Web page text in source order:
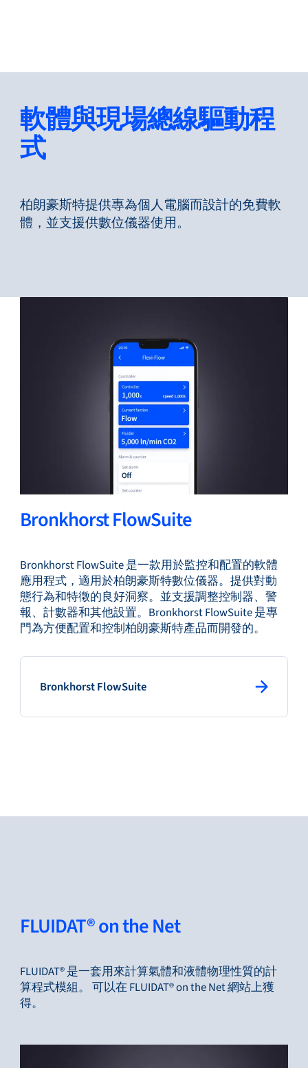
返回
產品
應用領域
服務與支援
培訓與學習
關於柏朗豪斯特
聯絡我們
更改語言
軟體與現場總線驅動程
式
柏朗豪斯特提供專為個人電腦而設計的免費軟
體，並支援供數位儀器使用。
Bronkhorst FlowSuite
Bronkhorst FlowSuite 是一款用於監控和配置的軟體
應用程式，適用於柏朗豪斯特數位儀器。提供對動
態行為和特徵的良好洞察。並支援調整控制器、警
報、計數器和其他設置。Bronkhorst FlowSuite 是專
門為方便配置和控制柏朗豪斯特產品而開發的。
Bronkhorst FlowSuite: primary button
FLUIDAT® on the Net
FLUIDAT® 是一套用來計算氣體和液體物理性質的計
算程式模組。 可以在 FLUIDAT® on the Net 網站上獲
得。